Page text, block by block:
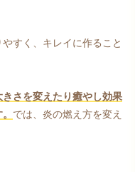
すく、キレイに作ること
さを変えたり癒やし効果
では、炎の燃え方を変え